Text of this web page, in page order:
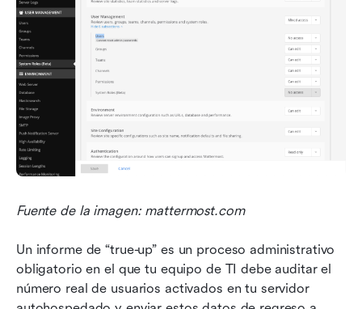
Fuente de la imagen: mattermost.com
Un informe de “true-up” es un proceso administrativo
obligatorio en el que tu equipo de TI debe auditar el
número real de usuarios activados en tu servidor